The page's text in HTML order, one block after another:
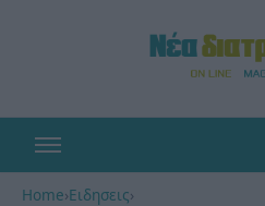
Home›Ειδησεις›